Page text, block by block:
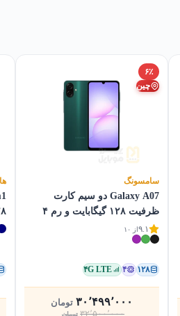
۶٪
چین
سامسونگ
Galaxy A07 دو سیم کارت
ظرفیت ۱۲۸ گیگابایت و رم ۴
گیگابایت
۹.۱از ۱۰
۱۲۸ ۴ ۴G LTE
۳۲٬۵۰۰٬۰۰۰ تومان
قیمت
۳۰٬۴۹۹٬۰۰۰ تومان
قیمت
۱۲۸